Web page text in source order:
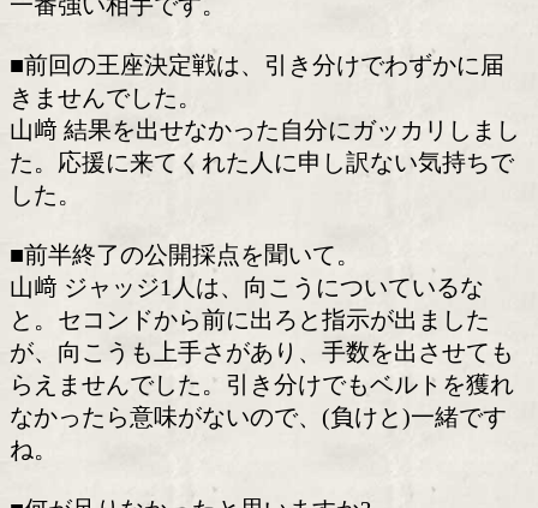
山﨑 いつかやる相手だと思っていまし
だとは思いませんでした。ただ、チャ
になったらランキング的に次に当たる
いました。
■改めて印象を教えてください。
山﨑 パワーもテクニックもスピードも
合力の高い選手です。これまでやって
一番強い相手です。
■前回の王座決定戦は、引き分けでわず
きませんでした。